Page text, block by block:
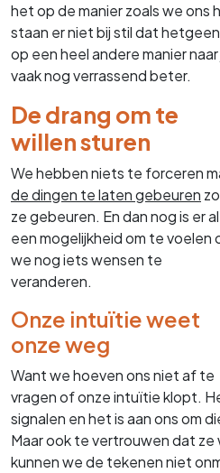
het op de manier zoals we
staan er niet bij stil dat
op een heel andere manier
vaak nog verrassend beter.
De drang om te
willen sturen
We hebben niets te forceren
de dingen te laten gebeuren
ze gebeuren. En dan nog is er
een mogelijkheid om te voelen
we nog iets wensen te
veranderen.
Onze intuïtie weet
onze weg
Want we hoeven ons niet af te
vragen of onze intuïtie klopt.
signalen en het is aan ons om
Maar ook te vertrouwen dat ze
kunnen we de tekenen niet